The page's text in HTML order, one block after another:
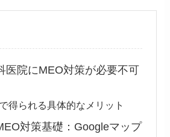
医院にMEO対策が必要不可
得られる具体的なメリット
対策基礎：Googleマップ